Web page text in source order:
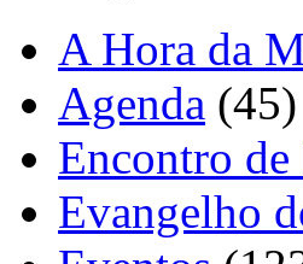
A Hora da
Agenda (45)
Encontro de
Evangelho